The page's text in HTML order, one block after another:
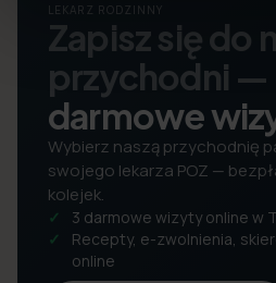
LEKARZ RODZINNY
Zapisz się do
przychodni —
darmowe
Wybierz naszą przychodnię
swojego lekarza POZ —
kolejek.
3 darmowe wizyty online w
Recepty, e-zwolnienia,
online